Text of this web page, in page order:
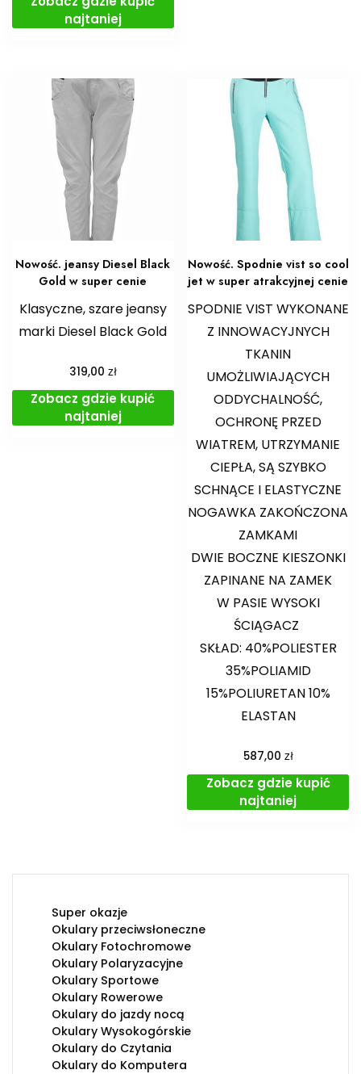
najtaniej
Nowość. jeansy Diesel Black
Gold w super cenie
Klasyczne, szare jeansy
marki Diesel Black Gold
319,00 zł
Zobacz gdzie kupić
najtaniej
Nowość. Spodnie vist so cool
jet w super atrakcyjnej cenie
SPODNIE VIST WYKONANE
Z INNOWACYJNYCH
TKANIN
UMOŻLIWIAJĄCYCH
ODDYCHALNOŚĆ,
OCHRONĘ PRZED
WIATREM, UTRZYMANIE
CIEPŁA, SĄ SZYBKO
SCHNĄCE I ELASTYCZNE
NOGAWKA ZAKOŃCZONA
ZAMKAMI
DWIE BOCZNE KIESZONKI
ZAPINANE NA ZAMEK
W PASIE WYSOKI
ŚCIĄGACZ
SKŁAD: 40%POLIESTER
35%POLIAMID
15%POLIURETAN 10%
ELASTAN
587,00 zł
Zobacz gdzie kupić
najtaniej
Super okazje
Okulary przeciwsłoneczne
Okulary Fotochromowe
Okulary Polaryzacyjne
Okulary Sportowe
Okulary Rowerowe
Okulary do jazdy nocą
Okulary Wysokogórskie
Okulary do Czytania
Okulary do Komputera